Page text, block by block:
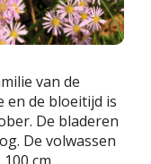
van de
en de bloeitijd is
De bladeren
De volwassen